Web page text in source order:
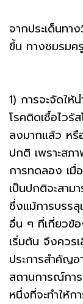
จากประเด็นทา
ขึ้น ทางชมรมค
1) การจะจัดใ
โรคติดเชื้อไวรั
ลงมากแล้ว หรื
ปกติ เพราะสภ
การทดลอง เมื่
เป็นปกติจะสาม
ซึ่งแม้การบรร
อื่น ๆ ที่เกี่ยวข้
เริ่มต้น จึงควร
ประการสำคัญอ
สถานการณ์กา
หนึ่งที่จะทำให้ก